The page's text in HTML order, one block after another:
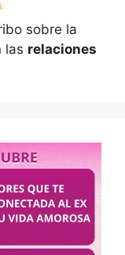
sobre la
las relaciones